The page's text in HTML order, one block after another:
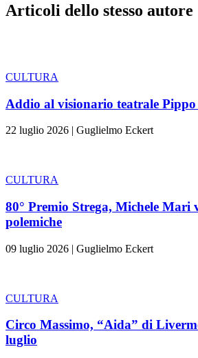
Articoli dello stesso autore
CULTURA
Addio al visionario teatrale
22 luglio 2026 | Guglielmo Eckert
CULTURA
80° Premio Strega, Michele Mari
polemiche
09 luglio 2026 | Guglielmo Eckert
CULTURA
Circo Massimo, “Aida” di
luglio